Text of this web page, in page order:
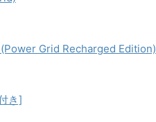
Grid Recharged Edition)
き]